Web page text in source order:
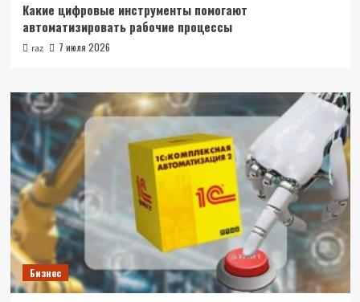
Какие цифровые инструменты помогают
автоматизировать рабочие процессы
raz 7 июля 2026
Бизнес